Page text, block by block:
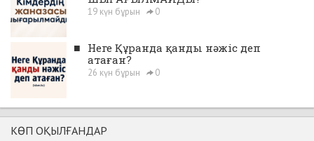
19 күн бұрын 0
■ Неге Құранда қанды нәжіс деп
атаған?
26 күн бұрын 0
КӨП ОҚЫЛҒАНДАР